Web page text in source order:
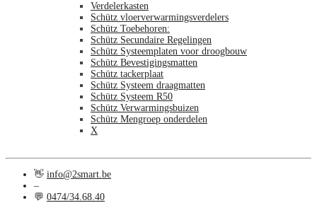
Verdelerkasten
Schütz vloerverwarmingsverdelers
Schütz Toebehoren:
Schütz Secundaire Regelingen
Schütz Systeemplaten voor droogbouw
Schütz Bevestigingsmatten
Schütz tackerplaat
Schütz Systeem draagmatten
Schütz Systeem R50
Schütz Verwarmingsbuizen
Schütz Mengroep onderdelen
X
👋 info@2smart.be
–
💬 0474/34.68.40